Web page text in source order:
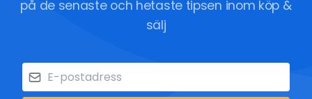
på de senaste och hetaste tipsen inom köp &
sälj